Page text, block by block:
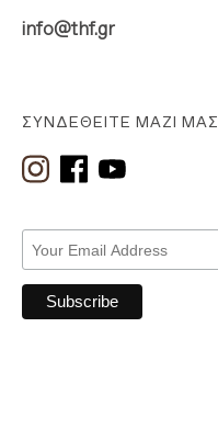
ΣΥΝΔΕΘΕΊΤΕ ΜΑΖΊ ΜΑΣ
info@thf.gr